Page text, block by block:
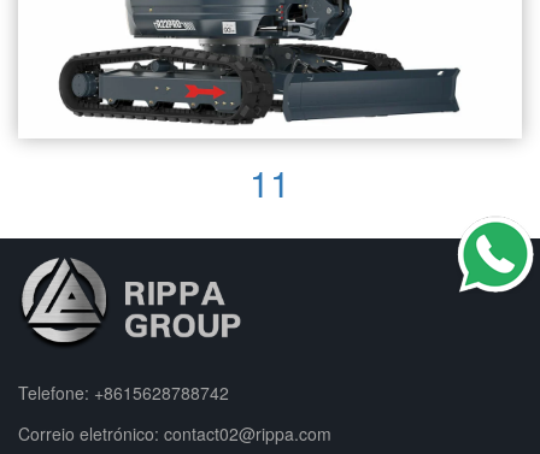
11
Telefone: +8615628788742
Correio eletrónico: contact02@rippa.com